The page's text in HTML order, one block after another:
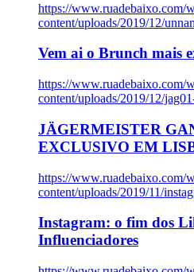
https://www.ruadebaixo.com/
content/uploads/2019/12/
Vem ai o Brunch mais
https://www.ruadebaixo.com/
content/uploads/2019/12/
JÄGERMEISTER
EXCLUSIVO EM
https://www.ruadebaixo.com/
content/uploads/2019/11/
Instagram: o fim dos
Influenciadores